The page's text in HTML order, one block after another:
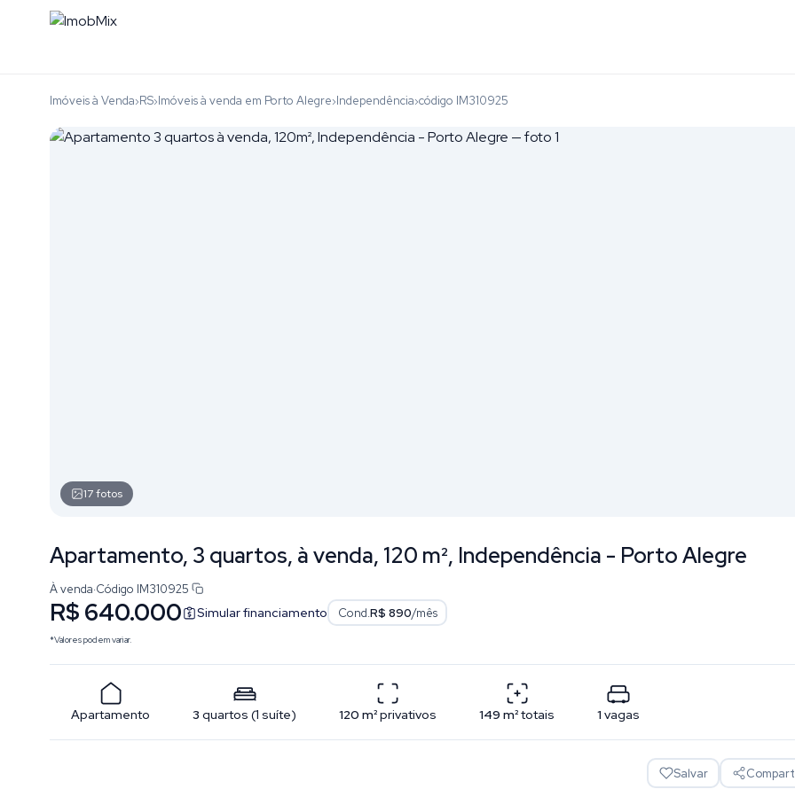
Imóveis à Venda›RS›Imóveis à venda em Porto Alegre›Independência›código IM310925
17fotos
Apartamento, 3 quartos, à venda, 120 m², Independência - Porto Alegre
À venda·Código IM310925
R$ 640.000 Simular financiamento Cond.R$ 890/mês
*Valores podem variar.
Apartamento 3 quartos (1 suíte) 120 m²privativos 149 m²totais 1 vagas
Salvar